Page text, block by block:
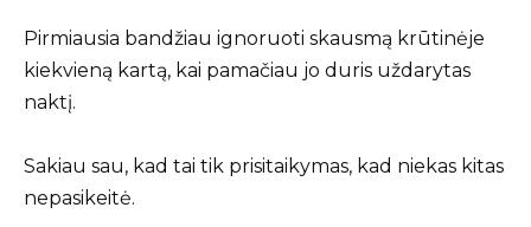
Pirmiausia bandžiau ignoruoti skausmą krūtinėje
kiekvieną kartą, kai pamačiau jo duris uždarytas
naktį.
Sakiau sau, kad tai tik prisitaikymas, kad niekas kitas
nepasikeitė.